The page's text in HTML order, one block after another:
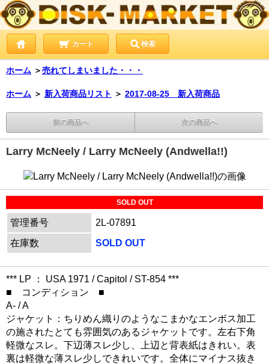
カート 検索
ホーム ＞売れてしまいました・・・
ホーム ＞ 新入荷商品リスト ＞ 2017-08-25 新入荷商品
前の商品へ 次の商品へ
Larry McNeely / Larry McNeely (Andwella!!)
SOLD OUT
管理番号
2L-07891
在庫数
SOLD OUT
*** LP ： USA 1971 / Capitol / ST-854 ***
■ コンディション ■
A- / A
ジャケット：ちりめん織りのようなこまかなエンボス加工
の施されたとても雰囲気のあるジャケットです。左右下角
軽微なスレ。下辺薄スレ少し、上辺と背表紙はきれい。表
裏は軽微な薄スレ少しできれいです。全体にマイナス抜き